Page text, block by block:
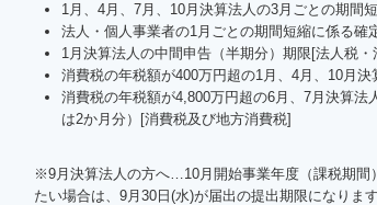
1月、4月、7月、10月決算法人の3月ごとの期間
法人・個人事業者の1月ごとの期間短縮に係る確
1月決算法人の中間申告（半期分）期限[法人税
消費税の年税額が400万円超の1月、4月、10月
消費税の年税額が4,800万円超の6月、7月決算
は2か月分）[消費税及び地方消費税]
※9月決算法人の方へ…10月開始事業年度（課税期
たい場合は、9月30日(水)が届出の提出期限になります